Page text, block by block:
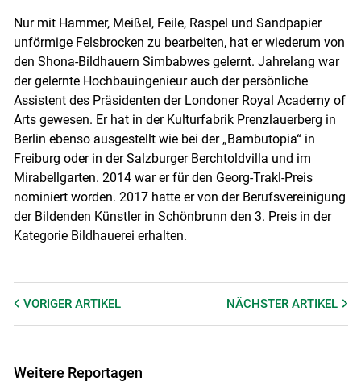
Nur mit Hammer, Meißel, Feile, Raspel und Sandpapier
unförmige Felsbrocken zu bearbeiten, hat er wiederum von
den Shona-Bildhauern Simbabwes gelernt. Jahrelang war
der gelernte Hochbauingenieur auch der persönliche
Assistent des Präsidenten der Londoner Royal Academy of
Arts gewesen. Er hat in der Kulturfabrik Prenzlauerberg in
Berlin ebenso ausgestellt wie bei der „Bambutopia“ in
Freiburg oder in der Salzburger Berchtoldvilla und im
Mirabellgarten. 2014 war er für den Georg-Trakl-Preis
nominiert worden. 2017 hatte er von der Berufsvereinigung
der Bildenden Künstler in Schönbrunn den 3. Preis in der
Kategorie Bildhauerei erhalten.
VORIGER ARTIKEL NÄCHSTERARTIKEL
Weitere Reportagen